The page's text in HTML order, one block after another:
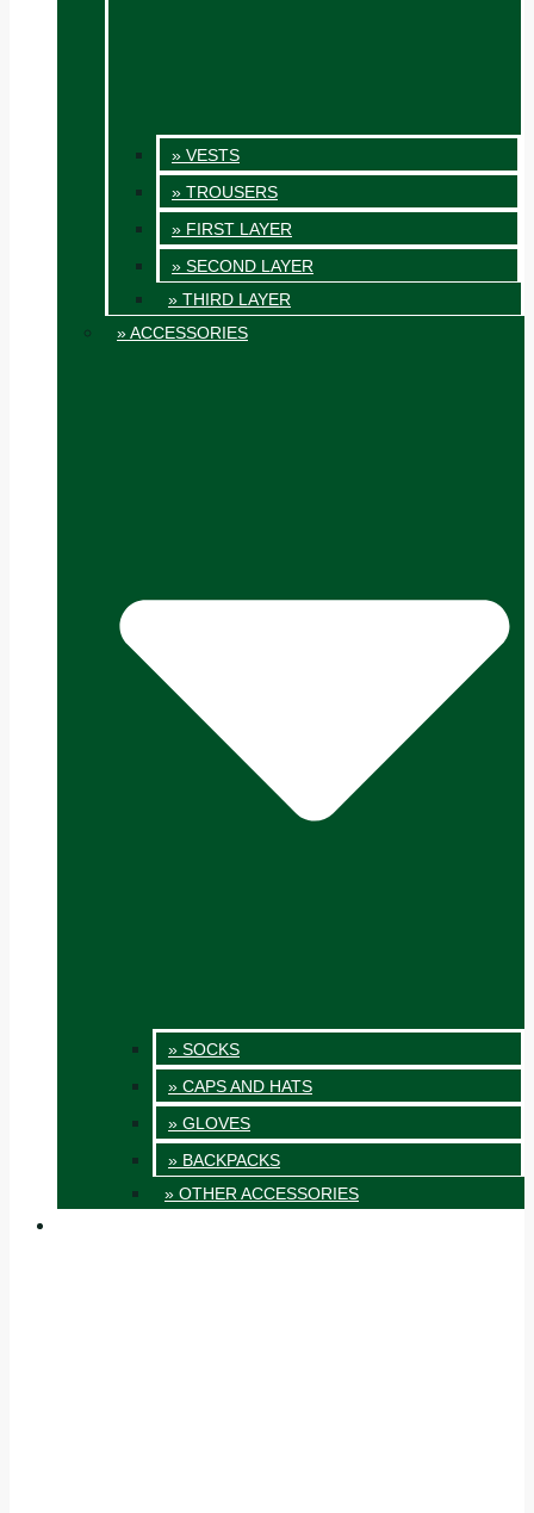
» VESTS
» TROUSERS
» FIRST LAYER
» SECOND LAYER
» THIRD LAYER
» ACCESSORIES
» SOCKS
» CAPS AND HATS
» GLOVES
» BACKPACKS
» OTHER ACCESSORIES